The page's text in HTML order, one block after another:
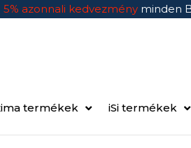
5% azonnali kedvezmény minden
termékek iSi termékek